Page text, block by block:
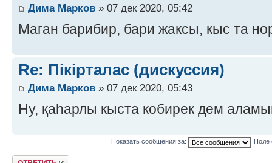
Дима Марков » 07 дек 2020, 05:42
Маган барибир, бари жаксы, кыс та
Re: Пікірталас (дискуссия)
Дима Марков » 07 дек 2020, 05:43
Ну, қаһарлы кыста кобирек дем
Показать сообщения за: Поле
Ответить